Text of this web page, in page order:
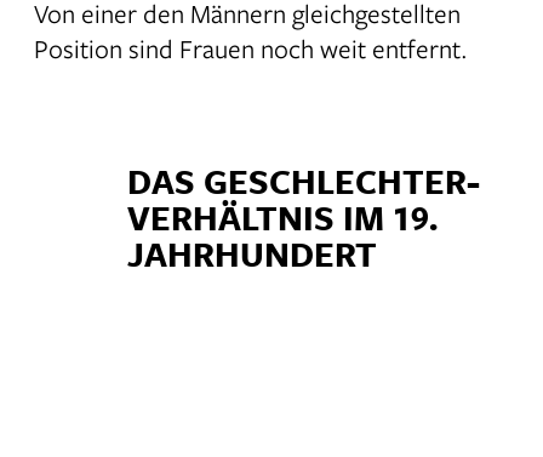
Von einer den Männern gleichgestellten
Position sind Frauen noch weit entfernt.
DAS GESCHLECHTER­
VERHÄLTNIS IM 19.
JAHRHUNDERT